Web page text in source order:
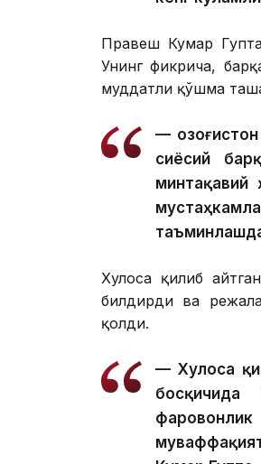
Правеш Кумар Гупта
Унинг фикрича,
муддатли қўшма
—
сиёсий
минтақавий
Хулоса қилиб
билдирди ва
қолди.
— Хулоса
босқичида